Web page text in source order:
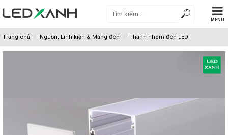
MENU
Trang chủ Nguồn, Linh kiện & Máng đèn Thanh nhôm đèn LED